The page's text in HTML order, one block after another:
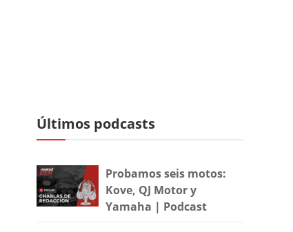
Últimos podcasts
Probamos seis motos:
Kove, QJ Motor y
Yamaha | Podcast